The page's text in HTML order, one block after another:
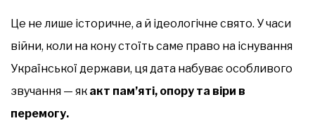
Це не лише історичне, а й ідеологічне свято. У часи
війни, коли на кону стоїть саме право на існування
Української держави, ця дата набуває особливого
звучання — як акт пам’яті, опору та віри в
перемогу.